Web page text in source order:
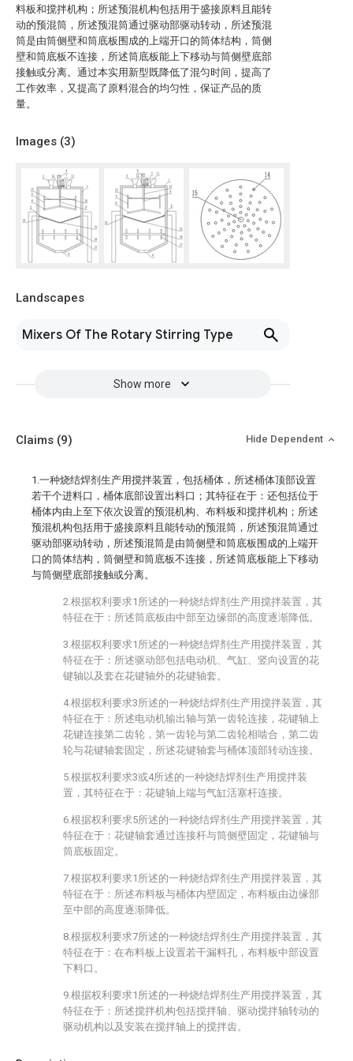
料板和搅拌机构；所述预混机构包括用于盛接原料且能转
动的预混筒，所述预混筒通过驱动部驱动转动，所述预混
筒是由筒侧壁和筒底板围成的上端开口的筒体结构，筒侧
壁和筒底板不连接，所述筒底板能上下移动与筒侧壁底部
接触或分离。通过本实用新型既降低了混匀时间，提高了
工作效率，又提高了原料混合的均匀性，保证产品的质
量。
Images (3)
Landscapes
Mixers Of The Rotary Stirring Type
Show more
Claims (9) Hide Dependent
1.一种烧结焊剂生产用搅拌装置，包括桶体，所述桶体顶部设置
若干个进料口，桶体底部设置出料口；其特征在于：还包括位于
桶体内由上至下依次设置的预混机构、布料板和搅拌机构；所述
预混机构包括用于盛接原料且能转动的预混筒，所述预混筒通过
驱动部驱动转动，所述预混筒是由筒侧壁和筒底板围成的上端开
口的筒体结构，筒侧壁和筒底板不连接，所述筒底板能上下移动
与筒侧壁底部接触或分离。
2.根据权利要求1所述的一种烧结焊剂生产用搅拌装置，其
特征在于：所述筒底板由中部至边缘部的高度逐渐降低。
3.根据权利要求1所述的一种烧结焊剂生产用搅拌装置，其
特征在于：所述驱动部包括电动机、气缸、竖向设置的花
键轴以及套在花键轴外的花键轴套。
4.根据权利要求3所述的一种烧结焊剂生产用搅拌装置，其
特征在于：所述电动机输出轴与第一齿轮连接，花键轴上
花键连接第二齿轮，第一齿轮与第二齿轮相啮合，第二齿
轮与花键轴套固定，所述花键轴套与桶体顶部转动连接。
5.根据权利要求3或4所述的一种烧结焊剂生产用搅拌装
置，其特征在于：花键轴上端与气缸活塞杆连接。
6.根据权利要求5所述的一种烧结焊剂生产用搅拌装置，其
特征在于：花键轴套通过连接杆与筒侧壁固定，花键轴与
筒底板固定。
7.根据权利要求1所述的一种烧结焊剂生产用搅拌装置，其
特征在于：所述布料板与桶体内壁固定，布料板由边缘部
至中部的高度逐渐降低。
8.根据权利要求7所述的一种烧结焊剂生产用搅拌装置，其
特征在于：在布料板上设置若干漏料孔，布料板中部设置
下料口。
9.根据权利要求1所述的一种烧结焊剂生产用搅拌装置，其
特征在于：所述搅拌机构包括搅拌轴、驱动搅拌轴转动的
驱动机构以及安装在搅拌轴上的搅拌齿。